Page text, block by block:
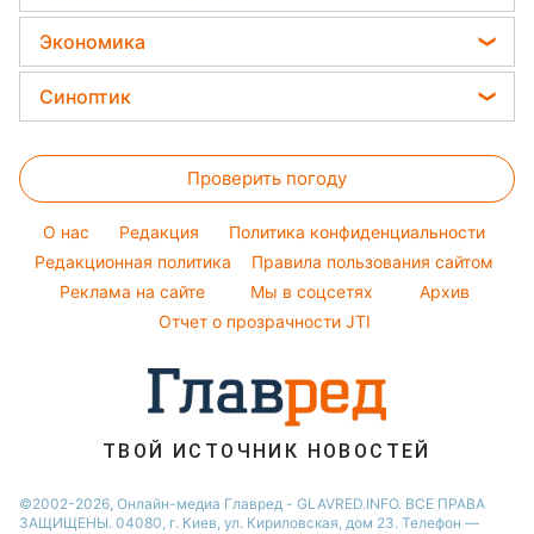
Новости Харькова
Новости Днепра
Новости моды
Головоломки
Потап
София Ротару
Ольга Сумская
Филипп Киркоров
Елена Зеленская
Ани Лорак
Кейт Миддлтон
Алла Пугачева
Салаты
Простые блюда
Легкие десерты
Праздничное меню
Все о сале
Уборка
Авто
Стирка
Комнатные растения
Экономика
Цены на продукты
Денежная помощь
Курс валют
Синоптик
Магнитные бури
Погода на сегодня
Погода на завтра
Пылевая буря
Проверить погоду
O нас Редакция
Политика конфиденциальности
Редакционная политика
Правила пользования сайтом
Реклама на сайте
Мы в соцсетях
Архив
Отчет о прозрачности JTI
ТВОЙ ИСТОЧНИК НОВОСТЕЙ
©2002-2026, Онлайн-медиа Главред - GLAVRED.INFO. ВСЕ ПРАВА
ЗАЩИЩЕНЫ. 04080, г. Киев, ул. Кириловская, дом 23. Телефон —